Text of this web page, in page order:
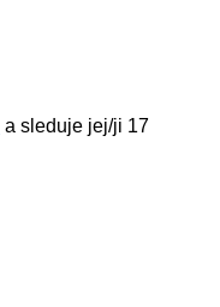
a sleduje jej/ji 17